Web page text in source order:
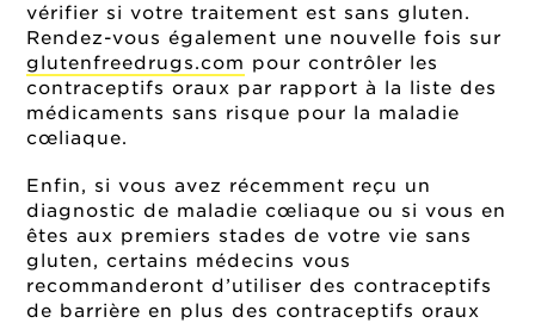
vérifier si votre traitement est sans gluten.
Rendez-vous également une nouvelle fois sur
glutenfreedrugs.com pour contrôler les
contraceptifs oraux par rapport à la liste des
médicaments sans risque pour la maladie
cœliaque.
Enfin, si vous avez récemment reçu un
diagnostic de maladie cœliaque ou si vous en
êtes aux premiers stades de votre vie sans
gluten, certains médecins vous
recommanderont d’utiliser des contraceptifs
de barrière en plus des contraceptifs oraux